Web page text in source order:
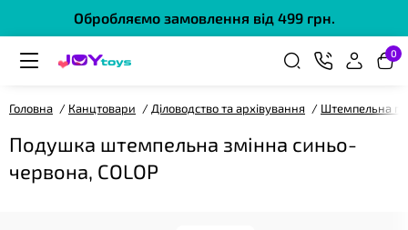
Обробляємо замовлення від 499 грн.
0
Головна Канцтовари Діловодство та архівування Штемпельна
Подушка штемпельна змінна синьо-
червона, COLOP
❤